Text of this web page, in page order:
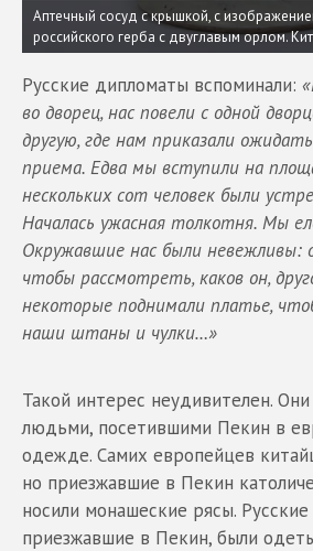
Аптечный сосуд с крышкой, с
российского герба с двуглавым орлом.
Русские дипломаты вспоминали:
во дворец, нас повели с одной
другую, где нам приказали
приема. Едва мы вступили на
нескольких сот человек были
Началась ужасная толкотня. Мы
Окружавшие нас были невежливы:
чтобы рассмотреть, каков он,
некоторые поднимали платье,
наши штаны и чулки…»
Такой интерес неудивителен.
людьми, посетившими Пекин в
одежде. Самих европейцев
но приезжавшие в Пекин
носили монашеские рясы.
приезжавшие в Пекин, были